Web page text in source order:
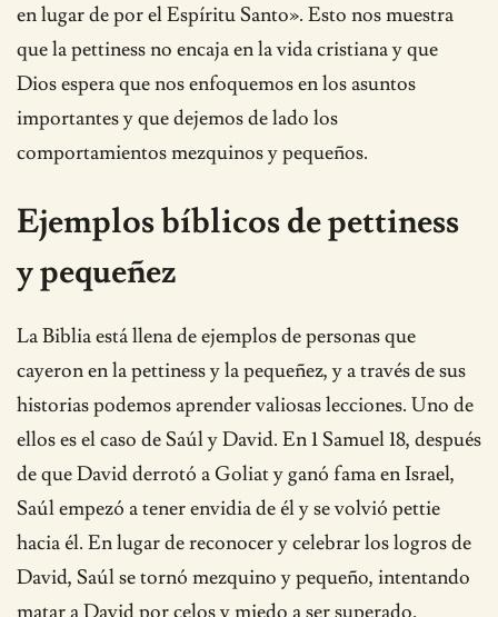
en lugar de por el Espíritu Santo». Esto nos muestra
que la pettiness no encaja en la vida cristiana y que
Dios espera que nos enfoquemos en los asuntos
importantes y que dejemos de lado los
comportamientos mezquinos y pequeños.
Ejemplos bíblicos de pettiness
y pequeñez
La Biblia está llena de ejemplos de personas que
cayeron en la pettiness y la pequeñez, y a través de sus
historias podemos aprender valiosas lecciones. Uno de
ellos es el caso de Saúl y David. En 1 Samuel 18, después
de que David derrotó a Goliat y ganó fama en Israel,
Saúl empezó a tener envidia de él y se volvió pettie
hacia él. En lugar de reconocer y celebrar los logros de
David, Saúl se tornó mezquino y pequeño, intentando
matar a David por celos y miedo a ser superado.